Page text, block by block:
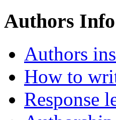
Authors Info
Authors
How to
Response